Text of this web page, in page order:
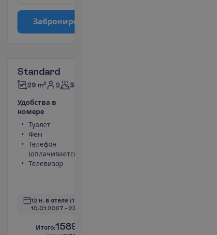
Заброниро
Standard
29 m² 2 Завтраки
Удобства в
номере
Туалет
Фен
Телефон
(оплачивается)
Телевизор
12 н. в отеле (14 н. всего)
10.01.2027 - 23.01.2027
Итого:1589.00